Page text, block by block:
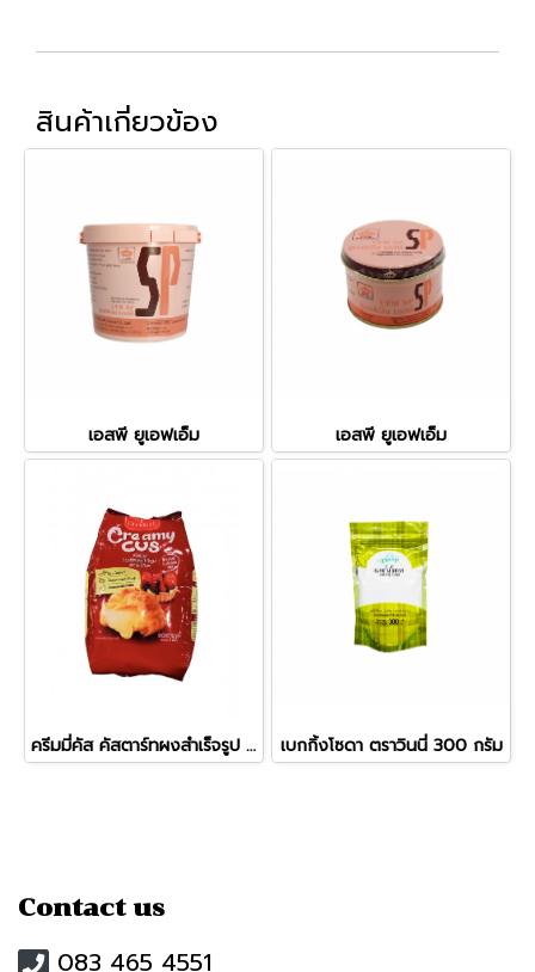
สินค้าเกี่ยวข้อง
เอสพี ยูเอฟเอ็ม เอสพี ยูเอฟเอ็ม
ครีมมี่คัส คัสตาร์ทผงสำเร็จรูป (750g) เบกกิ้งโซดา ตราวินนี่ 300 กรัม
Contact us
083 465 4551